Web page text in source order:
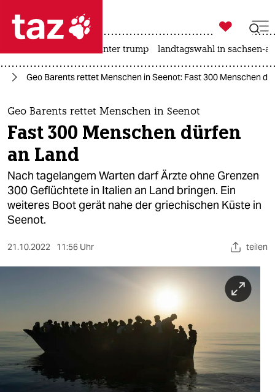
 taz zahl ich
taz zahl ich
themen
politik
öko
gesellschaft
kultur
sport
wahrheit
verlag
verlag

taz zahl ich
usa unter trump landtagswahl in sachsen-
Geo Barents rettet Menschen in Seenot: Fast 300 Menschen
Geo Barents rettet Menschen in Seenot
Fast 300 Menschen dürfen
an Land
Nach tagelangem Warten darf Ärzte ohne Grenzen
300 Geflüchtete in Italien an Land bringen. Ein
weiteres Boot gerät nahe der griechischen Küste in
Seenot.
21.10.2022 11:56 Uhr teilen